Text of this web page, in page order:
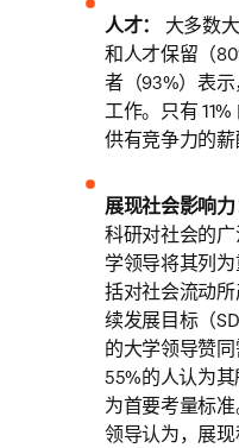
人才： 大多数
和人才保留（
者（93%）表
工作。只有
供有竞争力的薪
展现社会影响力
科研对社会的
学领导将其列
括对社会流动
续发展目标（
的大学领导赞同
55%的人认为
为首要考量标
领导认为，展现